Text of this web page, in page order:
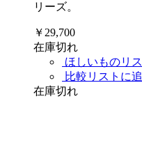
リーズ。
￥29,700
在庫切れ
ほしいものリ
比較リストに
在庫切れ